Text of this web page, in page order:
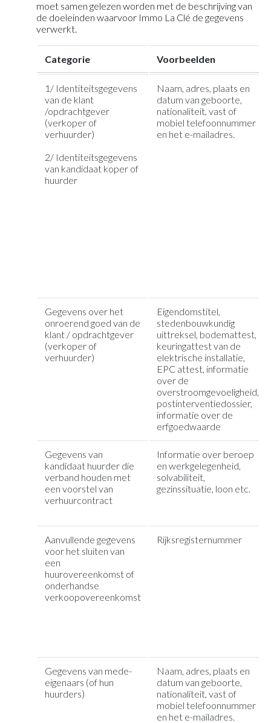
moet samen gelezen worden met de beschrijving van
de doeleinden waarvoor Immo La Clé de gegevens
verwerkt.
Categorie Voorbeelden
1/ Identiteitsgegevens
van de klant
/opdrachtgever
(verkoper of
verhuurder)
2/ Identiteitsgegevens
van kandidaat koper of
huurder
Naam, adres, plaats en
datum van geboorte,
nationaliteit, vast of
mobiel telefoonnummer
en het e-mailadres.
Gegevens over het
onroerend goed van de
klant / opdrachtgever
(verkoper of
verhuurder)
Eigendomstitel,
stedenbouwkundig
uittreksel, bodemattest,
keuringattest van de
elektrische installatie,
EPC attest, informatie
over de
overstroomgevoeligheid,
postinterventiedossier,
informatie over de
erfgoedwaarde
Gegevens van
kandidaat huurder die
verband houden met
een voorstel van
verhuurcontract
Informatie over beroep
en werkgelegenheid,
solvabiliteit,
gezinssituatie, loon etc.
Aanvullende gegevens
voor het sluiten van
een
huurovereenkomst of
onderhandse
verkoopovereenkomst
Rijksregisternummer
Gegevens van mede-
eigenaars (of hun
huurders)
Naam, adres, plaats en
datum van geboorte,
nationaliteit, vast of
mobiel telefoonnummer
en het e-mailadres.